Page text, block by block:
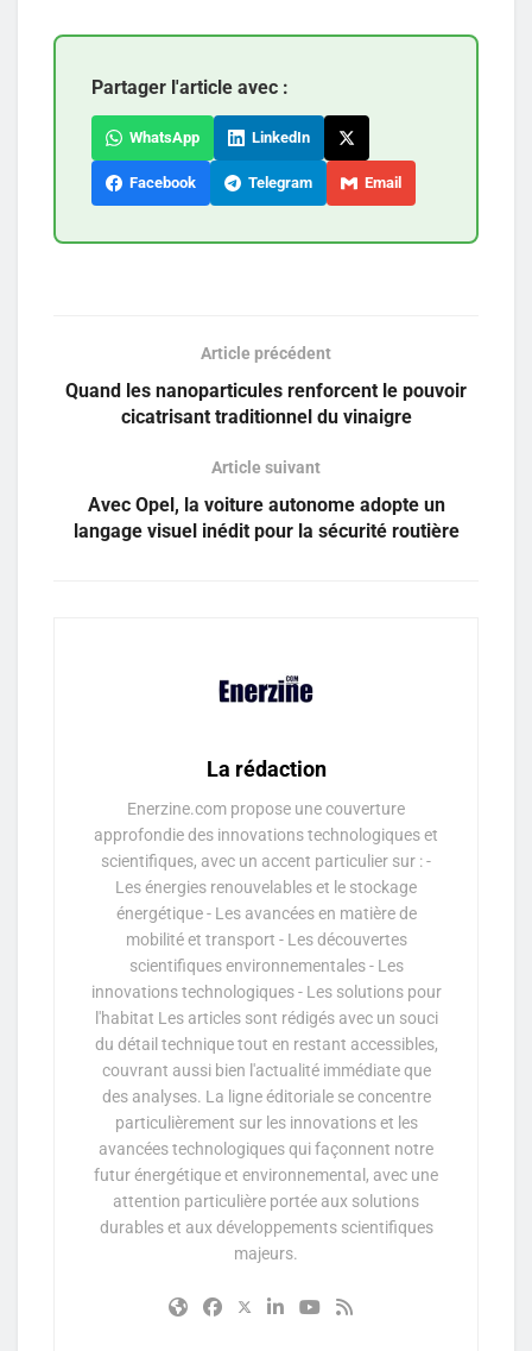
Partager l'article avec :
WhatsApp LinkedIn
Facebook Telegram Email
Article précédent
Quand les nanoparticules renforcent le pouvoir
cicatrisant traditionnel du vinaigre
Article suivant
Avec Opel, la voiture autonome adopte un
langage visuel inédit pour la sécurité routière
La rédaction
Enerzine.com propose une couverture
approfondie des innovations technologiques et
scientifiques, avec un accent particulier sur : -
Les énergies renouvelables et le stockage
énergétique - Les avancées en matière de
mobilité et transport - Les découvertes
scientifiques environnementales - Les
innovations technologiques - Les solutions pour
l'habitat Les articles sont rédigés avec un souci
du détail technique tout en restant accessibles,
couvrant aussi bien l'actualité immédiate que
des analyses. La ligne éditoriale se concentre
particulièrement sur les innovations et les
avancées technologiques qui façonnent notre
futur énergétique et environnemental, avec une
attention particulière portée aux solutions
durables et aux développements scientifiques
majeurs.